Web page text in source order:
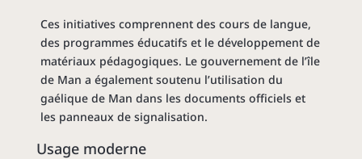
Ces initiatives comprennent des cours de langue,
des programmes éducatifs et le développement de
matériaux pédagogiques. Le gouvernement de l’île
de Man a également soutenu l’utilisation du
gaélique de Man dans les documents officiels et
les panneaux de signalisation.
Usage moderne